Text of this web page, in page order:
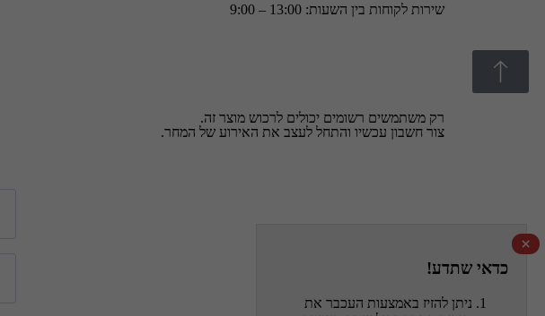
×
כדאי שתדע!
ניתן להזיז באמצעות העכבר את
שירות לקוחות בין השעות: 13:00 – 9:00
רק משתמשים רשומים יכולים לרכוש מוצר זה.
צור חשבון עכשיו והתחל לעצב את האירוע של המחר.